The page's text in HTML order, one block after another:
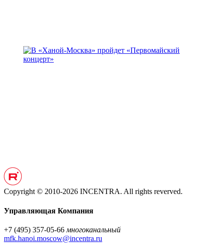
Copyright © 2010-2026 INCENTRA. All rights reverved.
Управляющая Компания
+7 (495) 357-05-66 многоканальный
mfk.hanoi.moscow@incentra.ru